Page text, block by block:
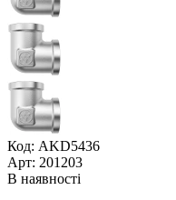
Код: AKD5436
Арт: 201203
В наявності